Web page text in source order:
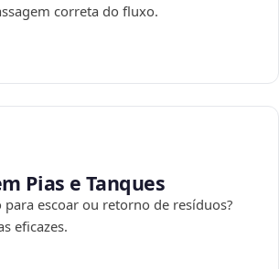
correta do fluxo.
Pias e Tanques
escoar ou retorno de resíduos?
eficazes.